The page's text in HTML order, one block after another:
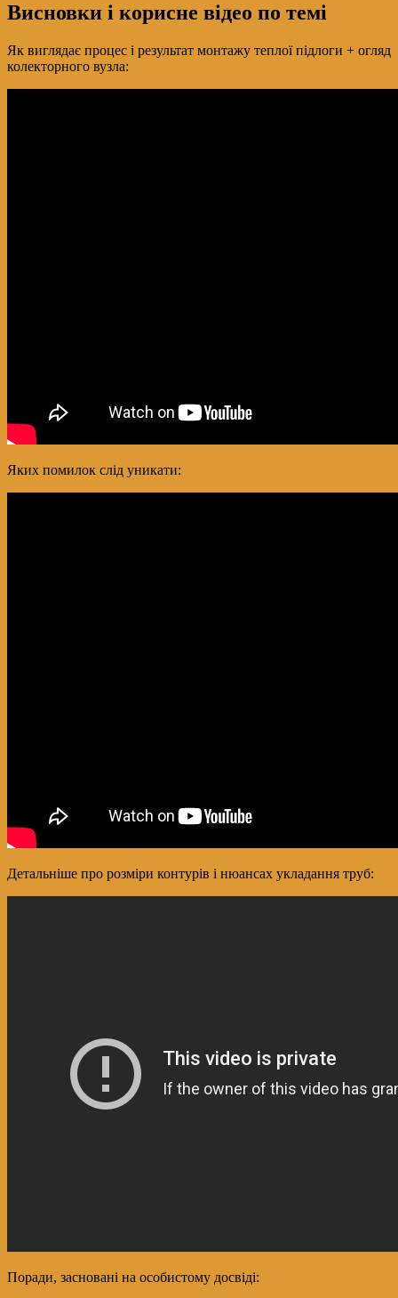
Висновки і корисне відео по темі
Як виглядає процес і результат монтажу теплої підлоги + огляд
колекторного вузла:
Яких помилок слід уникати:
Детальніше про розміри контурів і нюансах укладання труб:
Поради, засновані на особистому досвіді: